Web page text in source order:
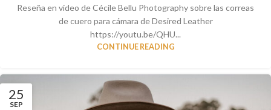
Reseña en video de Cécile Bellu Photography sobre las correas
de cuero para cámara de Desired Leather
https://youtu.be/QHU...
CONTINUE READING
25
SEP